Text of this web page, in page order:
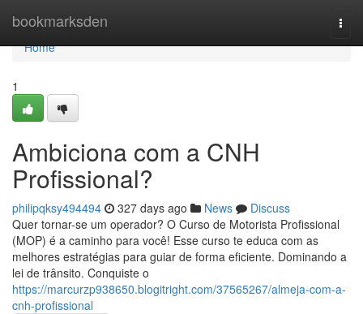
bookmarksden
Home
Home
1
Ambiciona com a CNH
Profissional?
philipqksy494494 327 days ago News
Discuss
Quer tornar-se um operador? O Curso de Motorista Profissional
(MOP) é a caminho para você! Esse curso te educa com as
melhores estratégias para guiar de forma eficiente. Dominando a
lei de trânsito. Conquiste o
https://marcurzp938650.blogitright.com/37565267/almeja-com-a-
cnh-profissional